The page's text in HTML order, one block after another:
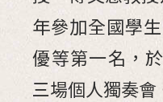
年參加全國學
優等第一名，
三場個人獨奏會